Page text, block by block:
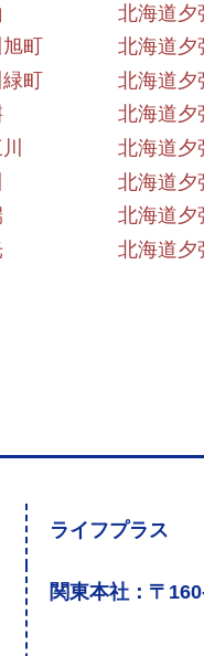
北海道夕
町
北海道夕
町
北海道夕
北海道夕
北海道夕
北海道夕
北海道夕
北海道夕
ライフプラス
関東本社：〒